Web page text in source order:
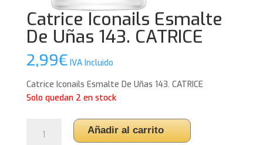
Catrice Iconails Esmalte
De Uñas 143. CATRICE
2,99€ IVA Incluido
Catrice Iconails Esmalte De Uñas 143. CATRICE
Solo quedan 2 en stock
Iconails
Añadir al carrito